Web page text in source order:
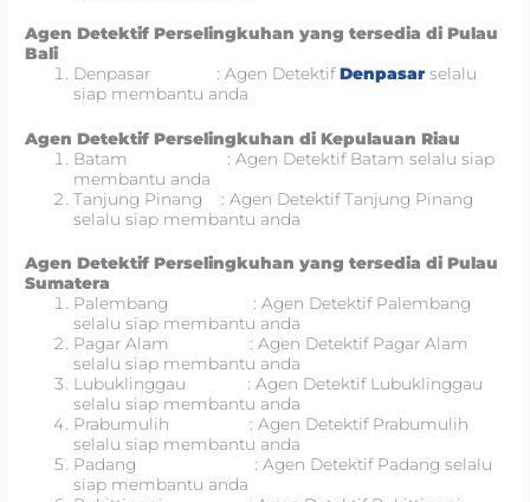
Agen Detektif Perselingkuhan yang tersedia di Pulau
Bali
Denpasar : Agen DetektifDenpasar selalu
siap membantu anda
Agen Detektif Perselingkuhan di Kepulauan Riau
Batam : Agen Detektif Batam selalu siap
membantu anda
Tanjung Pinang : Agen Detektif Tanjung Pinang
selalu siap membantu anda
Agen Detektif Perselingkuhan yang tersedia di Pulau
Sumatera
Palembang : Agen Detektif Palembang
selalu siap membantu anda
Pagar Alam : Agen Detektif Pagar Alam
selalu siap membantu anda
Lubuklinggau : Agen Detektif Lubuklinggau
selalu siap membantu anda
Prabumulih : Agen Detektif Prabumulih
selalu siap membantu anda
Padang : Agen Detektif Padang selalu
siap membantu anda